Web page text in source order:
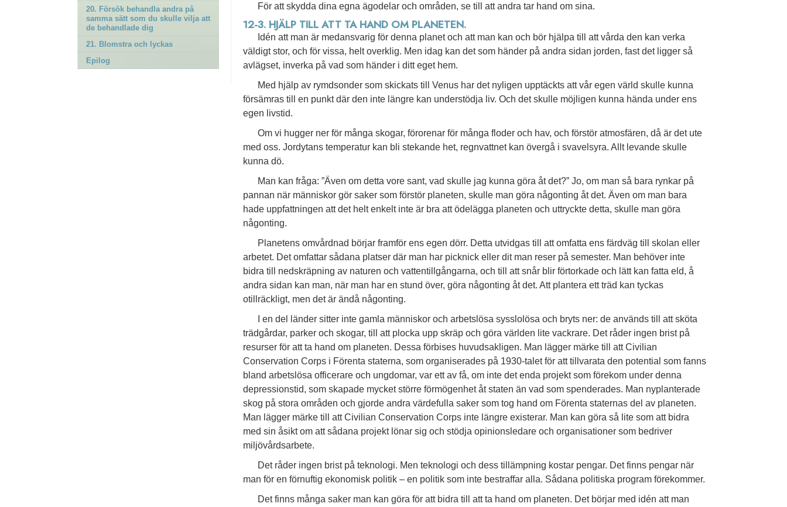
För att skydda dina egna ägodelar och områden, se till att andra tar hand om sina.
12-3. HJÄLP TILL ATT TA HAND OM PLANETEN.
Idén att man är medansvarig för denna planet och att man kan och bör hjälpa till att vårda den kan verka
väldigt stor, och för vissa, helt overklig. Men idag kan det som händer på andra sidan jorden, fast det ligger så
avlägset, inverka på vad som händer i ditt eget hem.
Med hjälp av rymdsonder som skickats till Venus har det nyligen upptäckts att vår egen värld skulle kunna
försämras till en punkt där den inte längre kan understödja liv. Och det skulle möjligen kunna hända under ens
egen livstid.
Om vi hugger ner för många skogar, förorenar för många floder och hav, och förstör atmosfären, då är det ute
med oss. Jordytans temperatur kan bli stekande het, regnvattnet kan övergå i svavelsyra. Allt levande skulle
kunna dö.
Man kan fråga: ”Även om detta vore sant, vad skulle jag kunna göra åt det?” Jo, om man så bara rynkar på
pannan när människor gör saker som förstör planeten, skulle man göra någonting åt det. Även om man bara
hade uppfattningen att det helt enkelt inte är bra att ödelägga planeten och uttryckte detta, skulle man göra
någonting.
Planetens omvårdnad börjar framför ens egen dörr. Detta utvidgas till att omfatta ens färdväg till skolan eller
arbetet. Det omfattar sådana platser där man har picknick eller dit man reser på semester. Man behöver inte
bidra till nedskräpning av naturen och vattentillgångarna, och till att snår blir förtorkade och lätt kan fatta eld, å
andra sidan kan man, när man har en stund över, göra någonting åt det. Att plantera ett träd kan tyckas
otillräckligt, men det är ändå någonting.
I en del länder sitter inte gamla människor och arbetslösa sysslolösa och bryts ner: de används till att sköta
trädgårdar, parker och skogar, till att plocka upp skräp och göra världen lite vackrare. Det råder ingen brist på
resurser för att ta hand om planeten. Dessa förbises huvudsakligen. Man lägger märke till att Civilian
Conservation Corps i Förenta staterna, som organiserades på 1930-talet för att tillvarata den potential som fanns
bland arbetslösa officerare och ungdomar, var ett av få, om inte det enda projekt som förekom under denna
depressionstid, som skapade mycket större förmögenhet åt staten än vad som spenderades. Man nyplanterade
skog på stora områden och gjorde andra värdefulla saker som tog hand om Förenta staternas del av planeten.
Man lägger märke till att Civilian Conservation Corps inte längre existerar. Man kan göra så lite som att bidra
med sin åsikt om att sådana projekt lönar sig och stödja opinionsledare och organisationer som bedriver
miljövårdsarbete.
Det råder ingen brist på teknologi. Men teknologi och dess tillämpning kostar pengar. Det finns pengar när
man för en förnuftig ekonomisk politik – en politik som inte bestraffar alla. Sådana politiska program förekommer.
Det finns många saker man kan göra för att bidra till att ta hand om planeten. Det börjar med idén att man
20. Försök behandla andra på
samma sätt som du skulle vilja att
de behandlade dig
21. Blomstra och lyckas
Epilog